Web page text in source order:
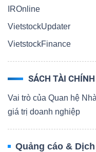
IROnline
VietstockUpdater
VietstockFinance
SÁCH TÀI CHÍNH
Vai trò của Quan hệ
giá trị doanh nghiệp
Quảng cáo &